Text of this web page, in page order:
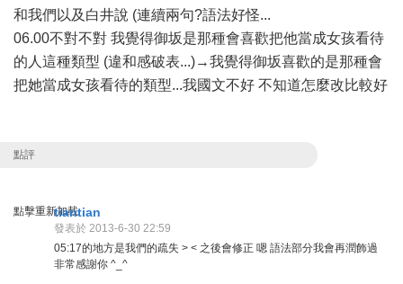
和我們以及白井說 (連續兩句?語法好怪...
06.00不對不對 我覺得御坂是那種會喜歡把他當成女孩看待
的人這種類型 (違和感破表...)→我覺得御坂喜歡的是那種會
把她當成女孩看待的類型...我國文不好 不知道怎麼改比較好
點評
點擊重新加載tiantian
發表於 2013-6-30 22:59
05:17的地方是我們的疏失 > < 之後會修正 嗯 語法部分我會再潤飾過
非常感謝你 ^_^